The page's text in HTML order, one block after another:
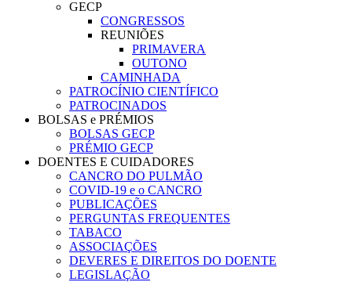
GECP
CONGRESSOS
REUNIÕES
PRIMAVERA
OUTONO
CAMINHADA
PATROCÍNIO CIENTÍFICO
PATROCINADOS
BOLSAS e PRÉMIOS
BOLSAS GECP
PRÉMIO GECP
DOENTES E CUIDADORES
CANCRO DO PULMÃO
COVID-19 e o CANCRO
PUBLICAÇÕES
PERGUNTAS FREQUENTES
TABACO
ASSOCIAÇÕES
DEVERES E DIREITOS DO DOENTE
LEGISLAÇÃO